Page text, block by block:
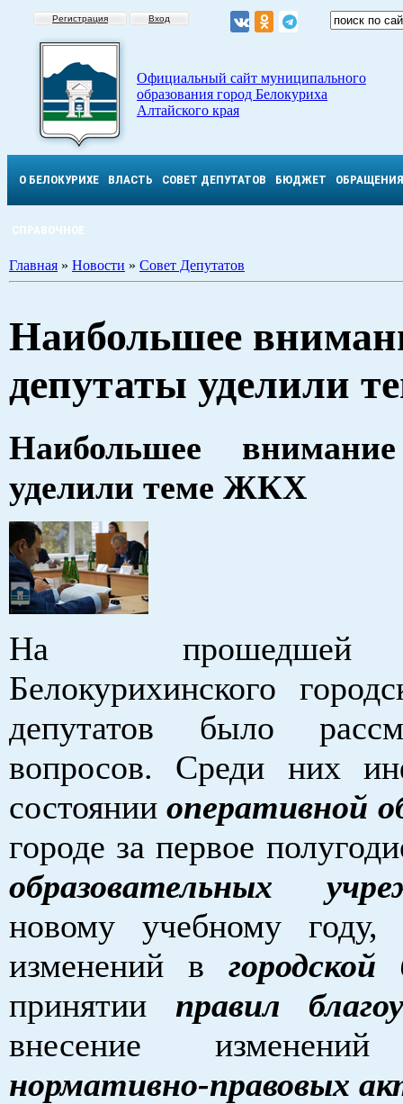
Регистрация Вход
Официальный сайт муниципального
образования город Белокуриха
Алтайского края
О БЕЛОКУРИХЕ ВЛАСТЬ СОВЕТ ДЕПУТАТОВ БЮДЖЕТ ОБРАЩЕНИЯ
СПРАВОЧНОЕ
Главная » Новости » Совет Депутатов
Наибольшее
депутаты уделили
Наибольшее
уделили теме ЖКХ
На прошедшей
Белокурихинского
депутатов было
вопросов. Среди них
состоянииоперативной
городе за первое
образовательных
новому учебному году,
изменений в
принятии правил
внесение
нормативно-правовых